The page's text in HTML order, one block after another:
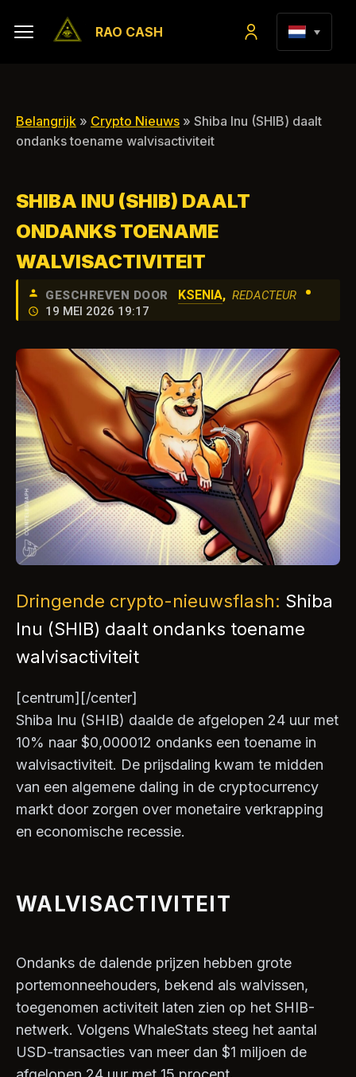
RAO CASH
Belangrijk » Crypto Nieuws » Shiba Inu (SHIB) daalt
ondanks toename walvisactiviteit
SHIBA INU (SHIB) DAALT
ONDANKS TOENAME
WALVISACTIVITEIT
GESCHREVEN DOOR KSENIA, REDACTEUR •
19 MEI 2026 19:17
Dringende crypto-nieuwsflash: Shiba
Inu (SHIB) daalt ondanks toename
walvisactiviteit
[centrum][/center]
Shiba Inu (SHIB) daalde de afgelopen 24 uur met
10% naar $0,000012 ondanks een toename in
walvisactiviteit. De prijsdaling kwam te midden
van een algemene daling in de cryptocurrency
markt door zorgen over monetaire verkrapping
en economische recessie.
WALVISACTIVITEIT
Ondanks de dalende prijzen hebben grote
portemonneehouders, bekend als walvissen,
toegenomen activiteit laten zien op het SHIB-
netwerk. Volgens WhaleStats steeg het aantal
USD-transacties van meer dan $1 miljoen de